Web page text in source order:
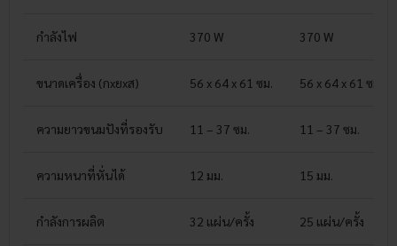
กำลังไฟ 370 W 370 W
ขนาดเครื่อง (กxยxส) 56 x 64 x 61 ซม. 56 x 64 x 61 ซม.
ความยาวขนมปังที่รองรับ 11 – 37 ซม. 11 – 37 ซม.
ความหนาที่หั่นได้ 12 มม. 15 มม.
กำลังการผลิต 32 แผ่น/ครั้ง 25 แผ่น/ครั้ง